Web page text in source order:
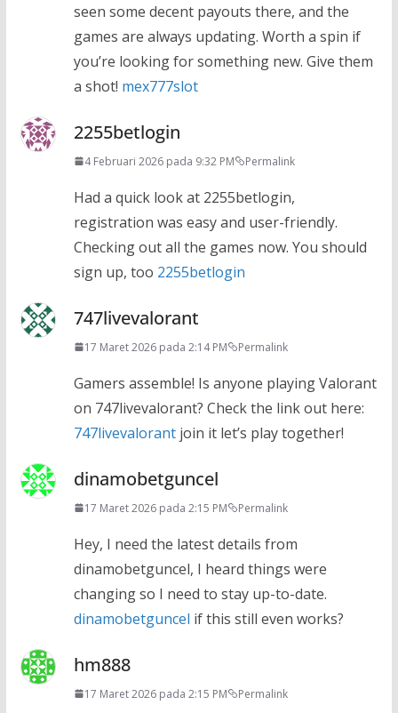
seen some decent payouts there, and the
games are always updating. Worth a spin if
you’re looking for something new. Give them
a shot! mex777slot
2255betlogin
4 Februari 2026 pada 9:32 PM Permalink
Had a quick look at 2255betlogin,
registration was easy and user-friendly.
Checking out all the games now. You should
sign up, too 2255betlogin
747livevalorant
17 Maret 2026 pada 2:14 PM Permalink
Gamers assemble! Is anyone playing Valorant
on 747livevalorant? Check the link out here:
747livevalorantjoin it let’s play together!
dinamobetguncel
17 Maret 2026 pada 2:15 PM Permalink
Hey, I need the latest details from
dinamobetguncel, I heard things were
changing so I need to stay up-to-date.
dinamobetguncel if this still even works?
hm888
17 Maret 2026 pada 2:15 PM Permalink